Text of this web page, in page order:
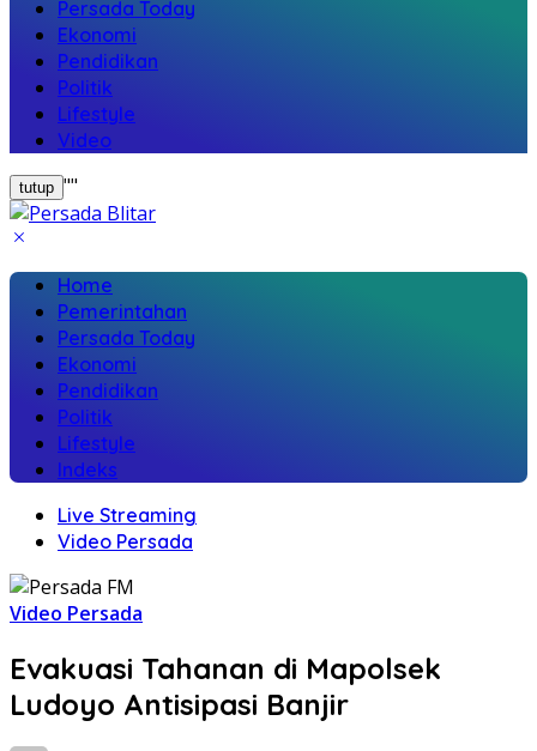
Persada Today
Ekonomi
Pendidikan
Politik
Lifestyle
Video
tutup ""
Home
Pemerintahan
Persada Today
Ekonomi
Pendidikan
Politik
Lifestyle
Indeks
Live Streaming
Video Persada
Video Persada
Evakuasi Tahanan di Mapolsek
Ludoyo Antisipasi Banjir